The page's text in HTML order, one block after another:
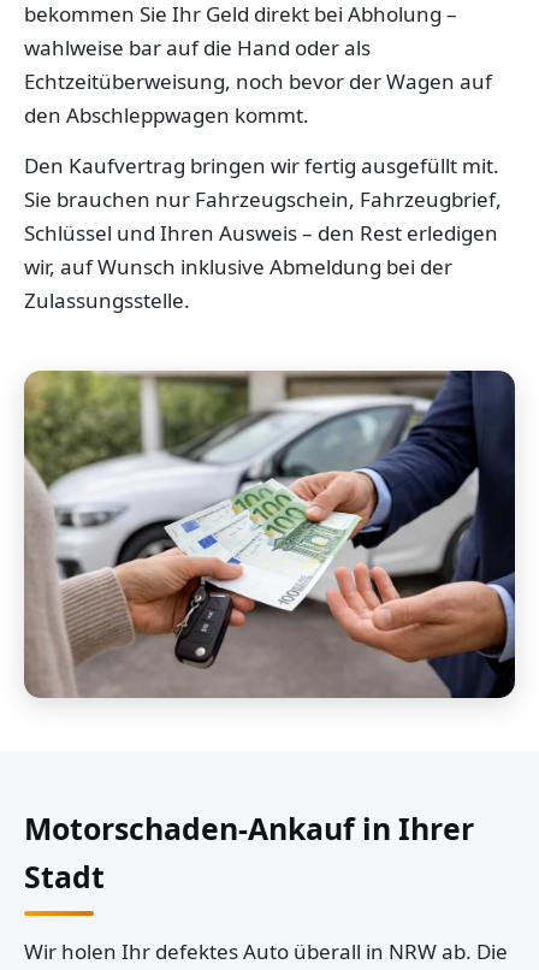
bekommen Sie Ihr Geld direkt bei Abholung –
wahlweise bar auf die Hand oder als
Echtzeitüberweisung, noch bevor der Wagen auf
den Abschleppwagen kommt.
Den Kaufvertrag bringen wir fertig ausgefüllt mit.
Sie brauchen nur Fahrzeugschein, Fahrzeugbrief,
Schlüssel und Ihren Ausweis – den Rest erledigen
wir, auf Wunsch inklusive Abmeldung bei der
Zulassungsstelle.
Motorschaden-Ankauf in Ihrer
Stadt
Wir holen Ihr defektes Auto überall in NRW ab. Die